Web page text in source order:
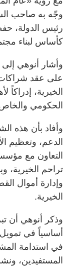
وجّه به صاحب
رئيس الدولة،
كأساس لبناء
وأشار أنوهي
على عقد
الخيرية، إدراكاً
الحكومي
وأفاد بأن هذه
الدعم، وتعظيم
التعاون مع
تراحم الخيرية،
وإدارة أموال
الخيرية.
وذكر أنوهي أن
أساسياً في
في استدامة
المستفيدين،